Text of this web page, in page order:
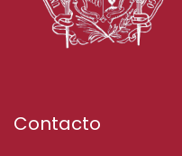
Contacto